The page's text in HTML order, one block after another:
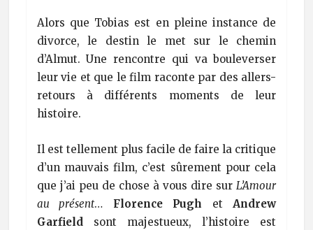
Alors que Tobias est en pleine instance de
divorce, le destin le met sur le chemin
d’Almut. Une rencontre qui va bouleverser
leur vie et que le film raconte par des allers-
retours à différents moments de leur
histoire.
Il est tellement plus facile de faire la critique
d’un mauvais film, c’est sûrement pour cela
que j’ai peu de chose à vous dire sur L’Amour
au présent… Florence Pugh et Andrew
Garfield sont majestueux, l’histoire est